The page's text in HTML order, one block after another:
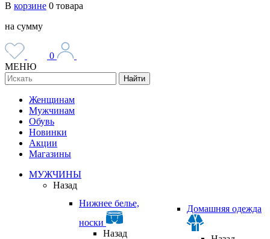
В корзине 0 товара
на сумму
0
МЕНЮ
Найти
Женщинам
Мужчинам
Обувь
Новинки
Акции
Магазины
МУЖЧИНЫ
Назад
Нижнее белье,
носки
Назад
Домашняя одежда